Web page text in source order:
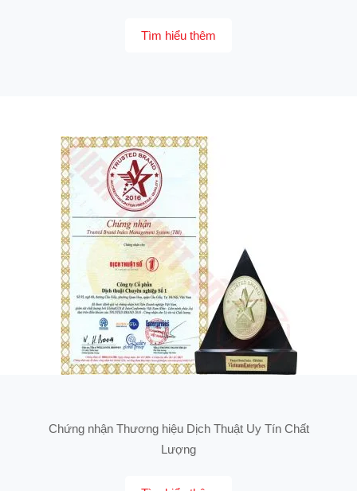
Tìm hiểu thêm
Chứng nhận Thương hiệu Dịch Thuật Uy Tín Chất
Lượng